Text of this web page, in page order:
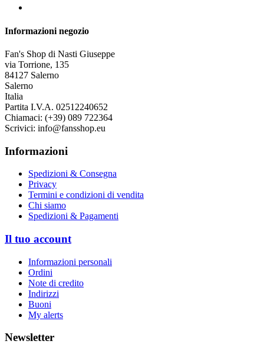
Informazioni negozio
Fan's Shop di Nasti Giuseppe
via Torrione, 135
84127 Salerno
Salerno
Italia
Partita I.V.A. 02512240652
Chiamaci: (+39) 089 722364
Scrivici: info@fansshop.eu
Informazioni
Spedizioni & Consegna
Privacy
Termini e condizioni di vendita
Chi siamo
Spedizioni & Pagamenti
Il tuo account
Informazioni personali
Ordini
Note di credito
Indirizzi
Buoni
My alerts
Newsletter